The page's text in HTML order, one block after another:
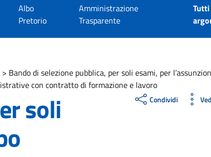
Albo
Pretorio
Amministrazione
Trasparente
> Bando di selezione pubblica, per soli esami, per
con contratto di formazione e lavoro
soli Condividi